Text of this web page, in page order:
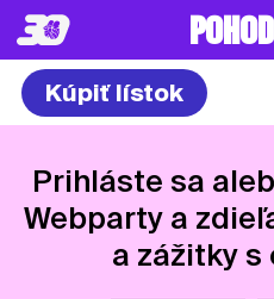
8. –
Kúpiť lístok
Prihláste sa
Webparty a
a zážitky